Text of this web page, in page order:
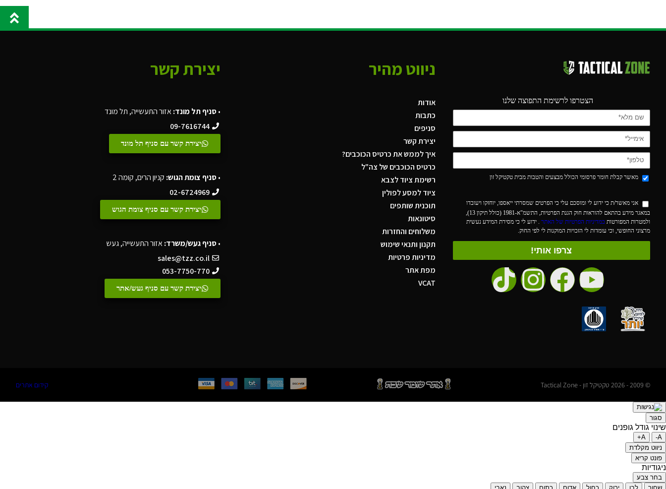
הצטרפו לרשימת התפוצה שלנו
מאשר קבלת חומר פרסומי הכולל מבצעים והטבות מבית טקטיקל זון
אני מאשר/ת כי ידוע לי ומוסכם עלי כי הפרטים שמסרתי ייאספו, יוחזקו ויעובדו
במאגר מידע בהתאם להוראות חוק הגנת הפרטיות, התשמ"א-1981 (כולל תיקון 13),
ולמטרות המפורטות במדיניות הפרטיות של האתר
. ידוע לי כי מסירת המידע נעשית
מרצוני החופשי, וכי עומדות לי הזכויות המוקנות לי לפי החוק.
צרפו אותי!
ניווט מהיר
אודות
כתבות
סניפים
יצירת קשר
איך לממש את כרטיס הכוכבים?
כרטיס הכוכבים של צה"ל
רשימת ציוד לצבא
ציוד למסע לפולין
תוכנית שותפים
סיטונאות
משלוחים והחזרות
תקנון ותנאי שימוש
מדיניות פרטיות
מפת אתר
VCAT
יצירת קשר
•סניף תל מונד:אזור התעשייה, תל מונד
09-7616744
יצירת קשר עם סניף תל מונד
•סניף צומת הגוש: קניון הרים, קומה 2
02-6724969
יצירת קשר עם סניף צומת הגוש
•סניף געש/משרד:אזור התעשייה, געש
sales@tzz.co.il
053-7750-770
יצירת קשר עם סניף געש/אתר
© 2009 - 2026 טקטיקל זון - Tactical Zone קידום אתרים
סגור
שינוי גודל גופנים
A-
A+
ניווט מקלדת
פונט קריא
ניגודיות
בחר צבע